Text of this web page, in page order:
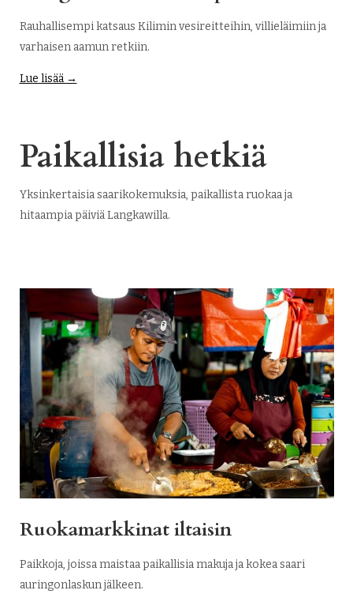
Rauhallisempi katsaus Kilimin vesireitteihin, villieläimiin ja
varhaisen aamun retkiin.
Lue lisää →
Paikallisia hetkiä
Yksinkertaisia saarikokemuksia, paikallista ruokaa ja
hitaampia päiviä Langkawilla.
Ruokamarkkinat iltaisin
Paikkoja, joissa maistaa paikallisia makuja ja kokea saari
auringonlaskun jälkeen.